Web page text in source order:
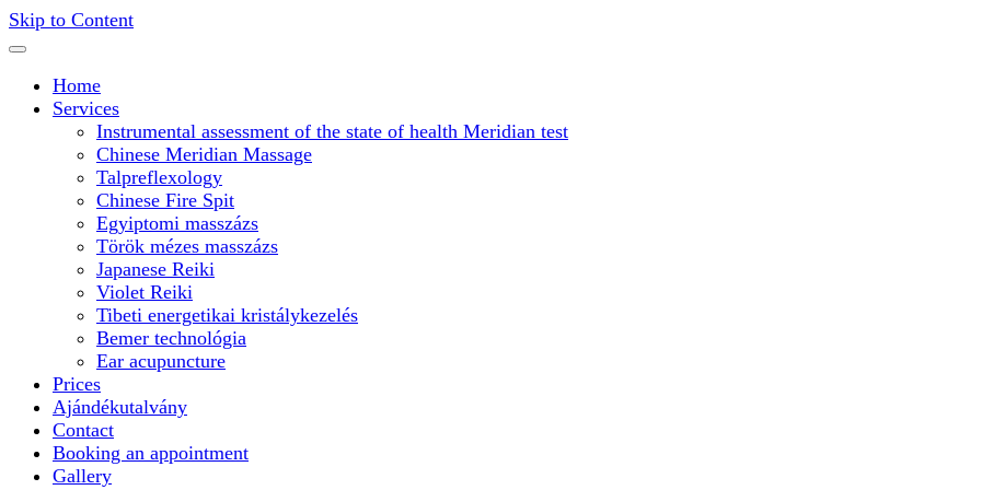
Skip to Content
Home
Services
Instrumental assessment of the state of health Meridian test
Chinese Meridian Massage
Talpreflexology
Chinese Fire Spit
Egyiptomi masszázs
Török mézes masszázs
Japanese Reiki
Violet Reiki
Tibeti energetikai kristálykezelés
Bemer technológia
Ear acupuncture
Prices
Ajándékutalvány
Contact
Booking an appointment
Gallery